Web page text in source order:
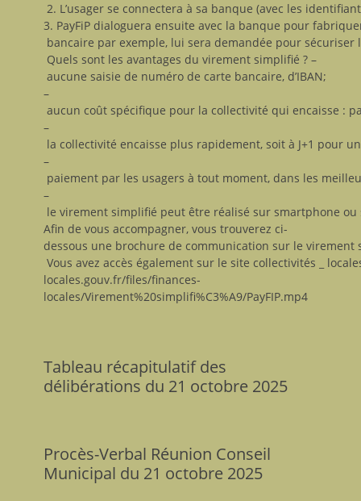
2. L’usager se connectera à sa banque (avec les
3. PayFiP dialoguera ensuite avec la banque pour
bancaire par exemple, lui sera demandée pour sécuriser
Quels sont les avantages du virement simplifié ? –
aucune saisie de numéro de carte bancaire, d’IBAN;
–
aucun coût spécifique pour la collectivité qui encaisse :
–
la collectivité encaisse plus rapidement, soit à J+1 pour
–
paiement par les usagers à tout moment, dans les
–
le virement simplifié peut être réalisé sur smartphone
Afin de vous accompagner, vous trouverez ci-
dessous une brochure de communication sur le virement
Vous avez accès également sur le site collectivités _
locales.gouv.fr/files/finances-
locales/Virement%20simplifi%C3%A9/PayFIP.mp4
Tableau récapitulatif des
délibérations du 21 octobre 2025
Procès-Verbal Réunion Conseil
Municipal du 21 octobre 2025